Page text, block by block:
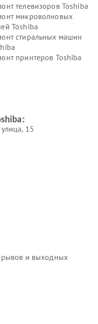
телевизоров Toshiba
микроволновых
Toshiba
стиральных машин
принтеров Toshiba
15
и выходных